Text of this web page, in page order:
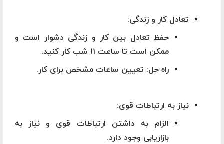
تعادل کار و زندگی:
حفظ تعادل بین کار و زندگی دشوار است و
ممکن است تا ساعت ۱۱ شب کار کنید.
راه حل: تعیین ساعات مشخص برای کار.
نیاز به ارتباطات قوی:
الزام به داشتن ارتباطات قوی و نیاز به
بازاریابی وجود دارد.